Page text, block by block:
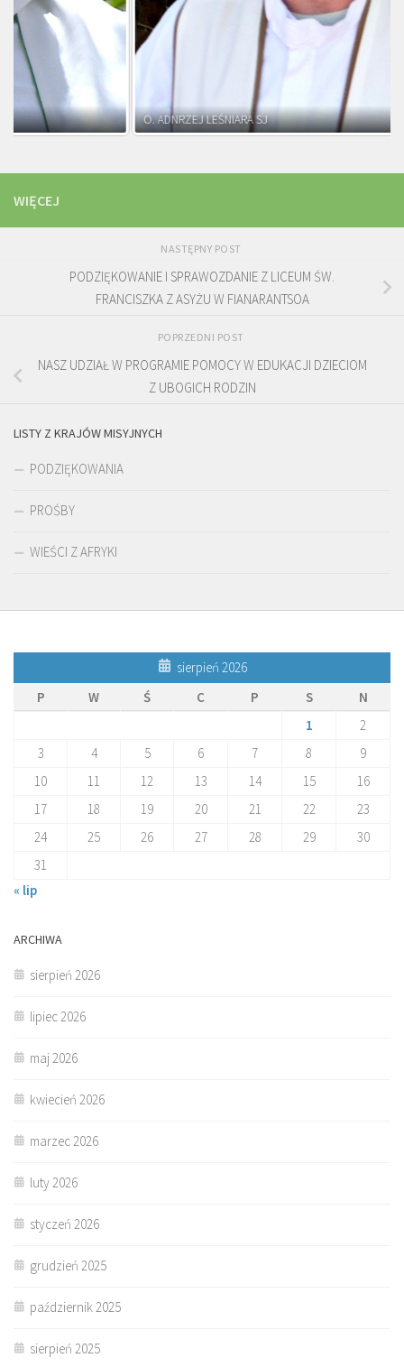
O. ADNRZEJ LEŚNIARA SJ
WIĘCEJ
NASTĘPNY POST
PODZIĘKOWANIE I SPRAWOZDANIE Z LICEUM ŚW.
FRANCISZKA Z ASYŻU W FIANARANTSOA
POPRZEDNI POST
NASZ UDZIAŁ W PROGRAMIE POMOCY W EDUKACJI DZIECIOM
Z UBOGICH RODZIN
LISTY Z KRAJÓW MISYJNYCH
PODZIĘKOWANIA
PROŚBY
WIEŚCI Z AFRYKI
sierpień 2026
P
W Ś C P S
N
1
2
3
4 5 6 7 8
9
10
11 12 13 14 15
16
17
18 19 20 21 22
23
24
25 26 27 28 29
30
31
« lip
ARCHIWA
sierpień 2026
lipiec 2026
maj 2026
kwiecień 2026
marzec 2026
luty 2026
styczeń 2026
grudzień 2025
październik 2025
sierpień 2025